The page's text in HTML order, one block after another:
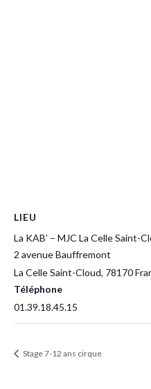
LIEU
La KAB’ – MJC La Celle Saint-
2 avenue Bauffremont
La Celle Saint-Cloud, 78170
Téléphone
01.39.18.45.15
Stage 7-12 ans cirque